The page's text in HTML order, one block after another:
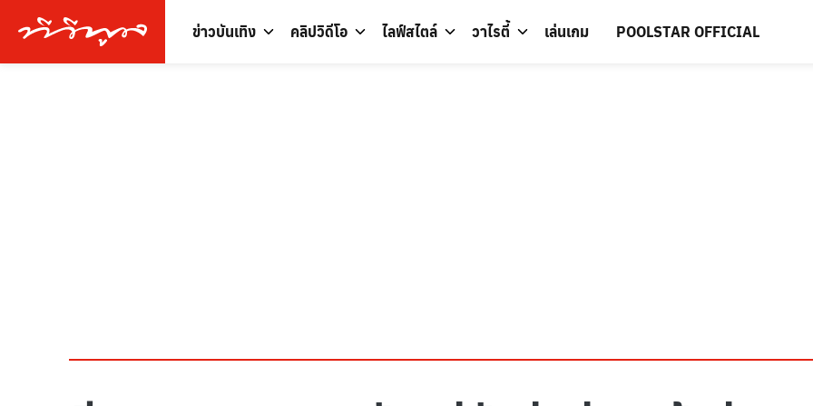
ข่าวบันเทิง คลิปวิดีโอ ไลฟ์สไตล์ วาไรตี้ เล่นเกม POOLSTAR OFFICIAL